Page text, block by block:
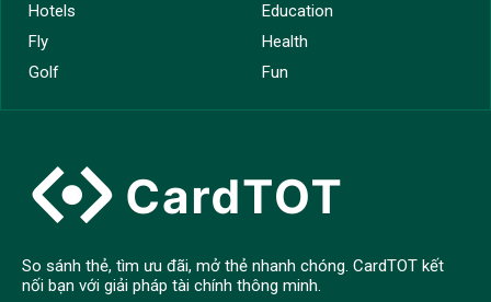
Hotels
Fly
Golf
Education
Health
Fun
So sánh thẻ, tìm ưu đãi, mở thẻ nhanh chóng. CardTOT kết
nối bạn với giải pháp tài chính thông minh.